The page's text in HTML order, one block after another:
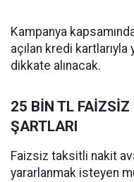
Kampanya
açılan kredi kartlarıyla
dikkate alınacak.
25 BİN TL
ŞARTLARI
Faizsiz taksitli nakit
yararlanmak isteyen